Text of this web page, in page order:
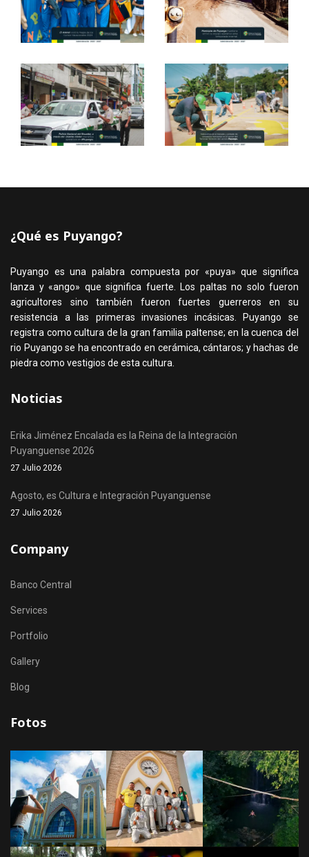
¿Qué es Puyango?
Puyango es una palabra compuesta por «puya» que significa
lanza y «ango» que significa fuerte. Los paltas no solo fueron
agricultores sino también fueron fuertes guerreros en su
resistencia a las primeras invasiones incásicas. Puyango se
registra como cultura de la gran familia paltense; en la cuenca del
rio Puyango se ha encontrado en cerámica, cántaros; y hachas de
piedra como vestigios de esta cultura.
Noticias
Erika Jiménez Encalada es la Reina de la Integración
Puyanguense 2026
27 Julio 2026
Agosto, es Cultura e Integración Puyanguense
27 Julio 2026
Company
Banco Central
Services
Portfolio
Gallery
Blog
Fotos